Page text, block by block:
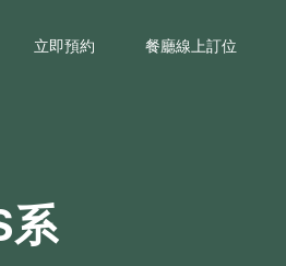
立即預約 餐廳線上訂位
系